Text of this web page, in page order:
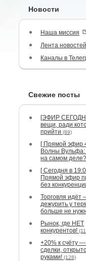
Новости
Наша миссия
Лента новостей
Каналы в
Свежие посты
[ЭФИР
вещи, ради
прийти (89)
[ Прямой эфир
Волны Вульфа:
на самом деле?
[ Сегодня в
Прямой эфир
без
Торговля идёт
дежурить у
больше не
Рынок, где НЕТ
конкурентов!
+20% к счёту
сделки,
руками! (128)